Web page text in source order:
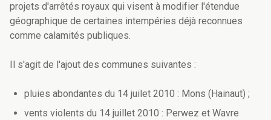
projets d'arrêtés royaux qui visent à modifier l'étendue
géographique de certaines intempéries déjà reconnues
comme calamités publiques.
Il s'agit de l'ajout des communes suivantes :
pluies abondantes du 14 juilet 2010 : Mons (Hainaut) ;
vents violents du 14 juillet 2010 : Perwez et Wavre